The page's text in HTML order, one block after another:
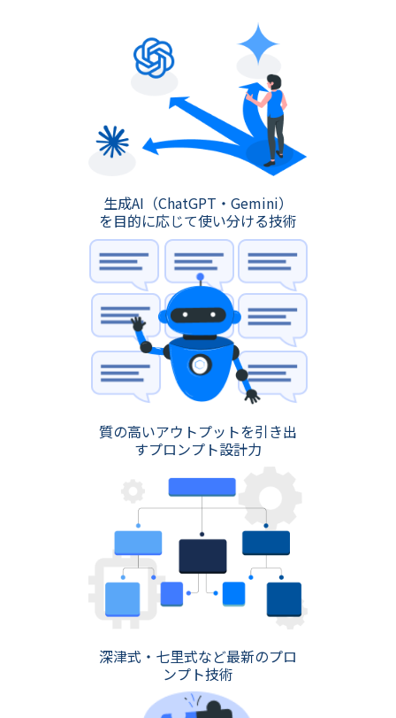
生成AI（ChatGPT・Gemini）
を目的に応じて使い分ける技術
質の高いアウトプットを引き出
すプロンプト設計力
深津式・七里式など最新のプロ
ンプト技術